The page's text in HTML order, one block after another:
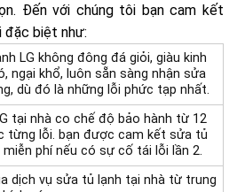
Đến với chúng tôi bạn cam kết
đặc biệt như:
LG không đông đá giỏi, giàu kinh
ngại khổ, luôn sẵn sàng nhận sửa
dù đó là những lỗi phức tạp nhất.
tại nhà co chế độ bảo hành từ 12
từng lỗi. bạn được cam kết sửa tủ
miễn phí nếu có sự cố tái lỗi lần 2.
dịch vụ sửa tủ lạnh tại nhà từ trung